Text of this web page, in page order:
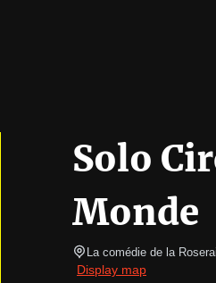
Solo
Monde
La comédie de la
Display map